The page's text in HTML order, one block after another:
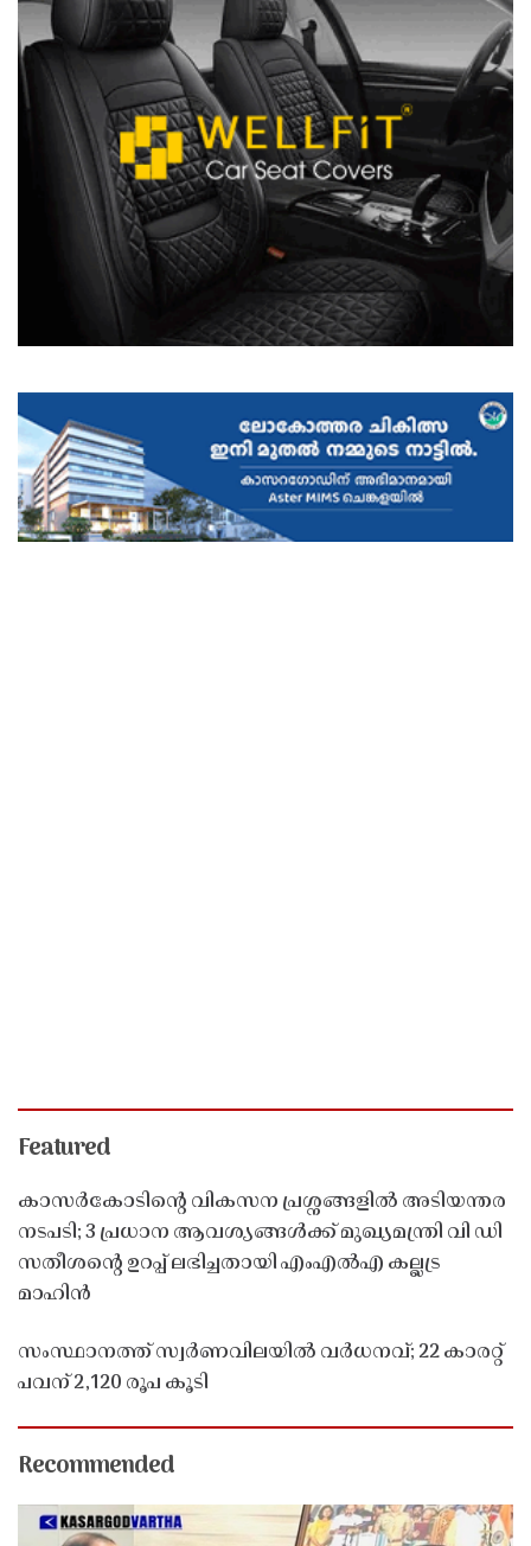
Featured
കാസർകോടിൻ്റെ വികസന പ്രശ്നങ്ങളിൽ അടിയന്തര
നടപടി; 3 പ്രധാന ആവശ്യങ്ങൾക്ക് മുഖ്യമന്ത്രി വി ഡി
സതീശൻ്റെ ഉറപ്പ് ലഭിച്ചതായി എംഎൽഎ കല്ലട്ര
മാഹിൻ
സംസ്ഥാനത്ത് സ്വർണവിലയിൽ വർധനവ്; 22 കാരറ്റ്
പവന് 2,120 രൂപ കൂടി
Recommended